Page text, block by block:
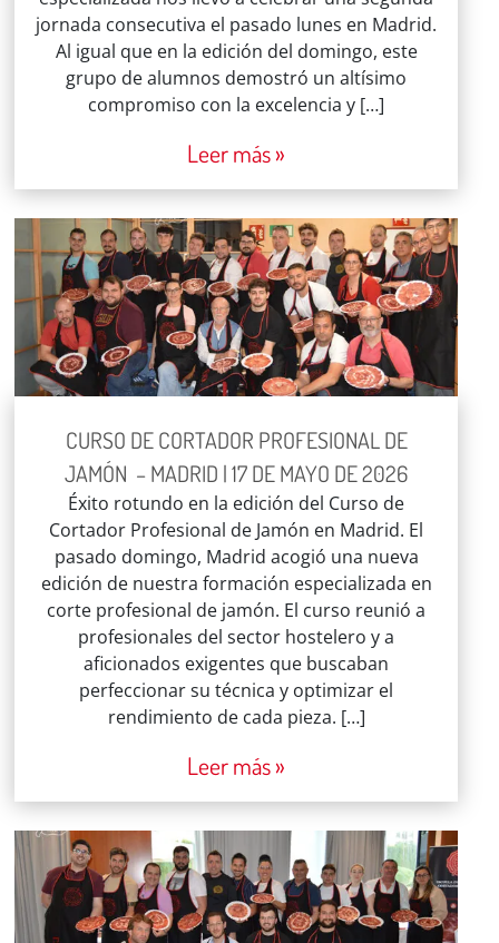
jornada consecutiva el pasado lunes en Madrid.
Al igual que en la edición del domingo, este
grupo de alumnos demostró un altísimo
compromiso con la excelencia y […]
Leer más »
CURSO DE CORTADOR PROFESIONAL DE
JAMÓN – MADRID | 17 DE MAYO DE 2026
Éxito rotundo en la edición del Curso de
Cortador Profesional de Jamón en Madrid. El
pasado domingo, Madrid acogió una nueva
edición de nuestra formación especializada en
corte profesional de jamón. El curso reunió a
profesionales del sector hostelero y a
aficionados exigentes que buscaban
perfeccionar su técnica y optimizar el
rendimiento de cada pieza. […]
Leer más »